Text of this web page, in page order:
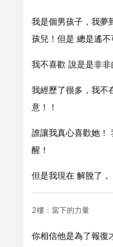
我是個男孩子，我夢
孩兒！但是 總是遙不
我不喜歡 說是是非
我經歷了很多，我不
意！！
誰讓我真心喜歡她！
醒！
但是我現在 解脫了
2樓：當下的力量
你相信他是為了報復